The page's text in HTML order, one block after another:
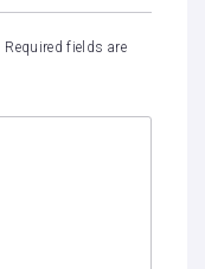
Required fields are